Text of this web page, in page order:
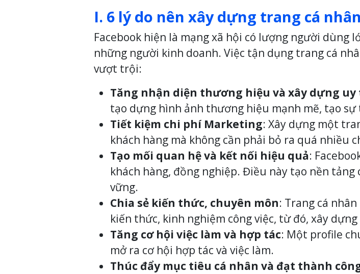
I. 6 lý do nên xây dựng trang cá
Facebook hiện là mạng xã hội có lượng người dùng
những người kinh doanh. Việc tận dụng trang cá
vượt trội:
Tăng nhận diện thương hiệu và xây dựng uy
tạo dựng hình ảnh thương hiệu mạnh mẽ, tạo
Tiết kiệm chi phí Marketing: Xây dựng một
khách hàng mà không cần phải bỏ ra quá nhiều
Tạo mối quan hệ và kết nối hiệu quả:
khách hàng, đồng nghiệp. Điều này tạo nền
vững.
Chia sẻ kiến thức, chuyên môn: Trang cá
kiến thức, kinh nghiệm công việc, từ đó, xây
Tăng cơ hội việc làm và hợp tác: Một profile
mở ra cơ hội hợp tác và việc làm.
Thúc đẩy mục tiêu cá nhân và đạt thành